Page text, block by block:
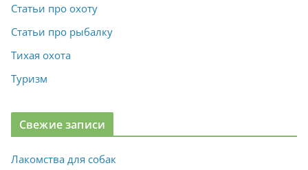
Статьи про охоту
Статьи про рыбалку
Тихая охота
Туризм
Свежие записи
Лакомства для собак